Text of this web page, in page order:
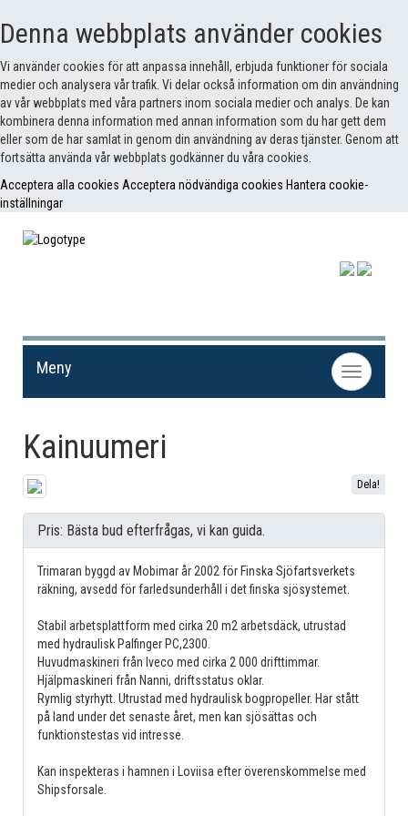
Denna webbplats använder cookies
Vi använder cookies för att anpassa innehåll, erbjuda funktioner för sociala
medier och analysera vår trafik. Vi delar också information om din användning
av vår webbplats med våra partners inom sociala medier och analys. De kan
kombinera denna information med annan information som du har gett dem
eller som de har samlat in genom din användning av deras tjänster. Genom att
fortsätta använda vår webbplats godkänner du våra cookies.
Acceptera alla cookies Acceptera nödvändiga cookies Hantera cookie-
inställningar
Toggle
navigation
Meny
Kainuumeri
Dela!
Pris: Bästa bud efterfrågas, vi kan guida.
Trimaran byggd av Mobimar år 2002 för Finska Sjöfartsverkets
räkning, avsedd för farledsunderhåll i det finska sjösystemet.
Stabil arbetsplattform med cirka 20 m2 arbetsdäck, utrustad
med hydraulisk Palfinger PC,2300.
Huvudmaskineri från Iveco med cirka 2 000 drifttimmar.
Hjälpmaskineri från Nanni, driftsstatus oklar.
Rymlig styrhytt. Utrustad med hydraulisk bogpropeller. Har stått
på land under det senaste året, men kan sjösättas och
funktionstestas vid intresse.
Kan inspekteras i hamnen i Loviisa efter överenskommelse med
Shipsforsale.